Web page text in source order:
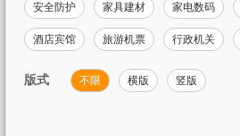
安全防护 家具建材 家电数码
酒店宾馆 旅游机票 行政机关
版式 不限 横版 竖版